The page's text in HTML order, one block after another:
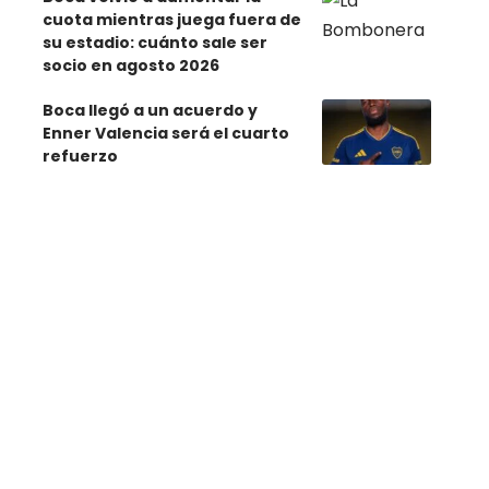
cuota mientras juega fuera de
su estadio: cuánto sale ser
socio en agosto 2026
Boca llegó a un acuerdo y
Enner Valencia será el cuarto
refuerzo